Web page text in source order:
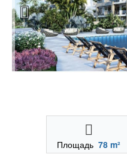
Площадь 78 m²